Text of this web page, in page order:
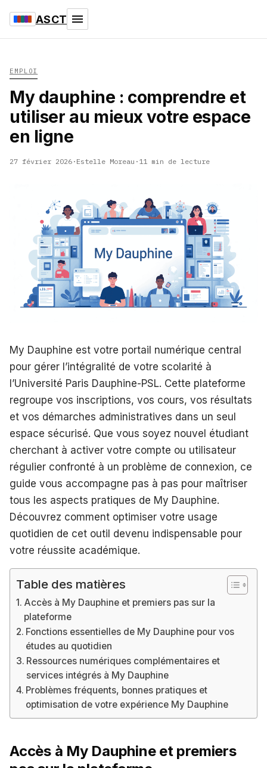
ASCT
EMPLOI
My dauphine : comprendre et
utiliser au mieux votre espace
en ligne
27 février 2026 · Estelle Moreau · 11 min de lecture
My Dauphine est votre portail numérique central
pour gérer l’intégralité de votre scolarité à
l’Université Paris Dauphine-PSL. Cette plateforme
regroupe vos inscriptions, vos cours, vos résultats
et vos démarches administratives dans un seul
espace sécurisé. Que vous soyez nouvel étudiant
cherchant à activer votre compte ou utilisateur
régulier confronté à un problème de connexion, ce
guide vous accompagne pas à pas pour maîtriser
tous les aspects pratiques de My Dauphine.
Découvrez comment optimiser votre usage
quotidien de cet outil devenu indispensable pour
votre réussite académique.
Table des matières
Accès à My Dauphine et premiers pas sur la
plateforme
Fonctions essentielles de My Dauphine pour vos
études au quotidien
Ressources numériques complémentaires et
services intégrés à My Dauphine
Problèmes fréquents, bonnes pratiques et
optimisation de votre expérience My Dauphine
Accès à My Dauphine et premiers